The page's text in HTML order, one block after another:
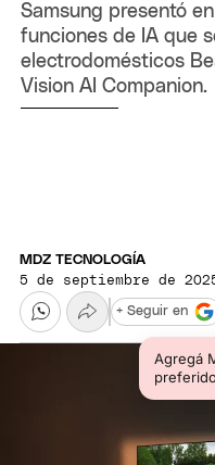
Samsung presentó
funciones de IA que
electrodomésticos
Vision AI Companion.
MDZ TECNOLOGÍA
5 de septiembre de
Agregá
+ Seguir en